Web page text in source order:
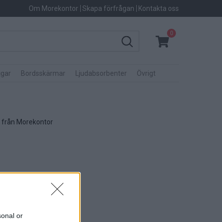
or
Om Morekontor Skapa förfrågan Kontakta oss
0
Bordsskärmar Ljudabsorbenter Övrigt
från Morekontor